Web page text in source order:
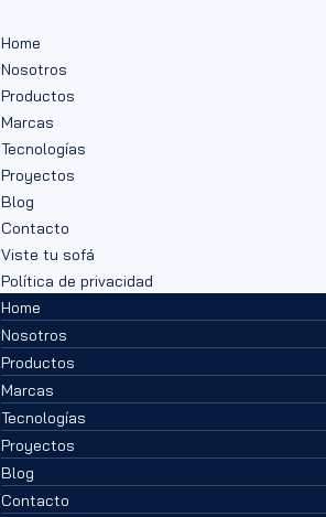
Home
Nosotros
Productos
Marcas
Tecnologías
Proyectos
Blog
Contacto
Viste tu sofá
Política de privacidad
Home
Nosotros
Productos
Marcas
Tecnologías
Proyectos
Blog
Contacto